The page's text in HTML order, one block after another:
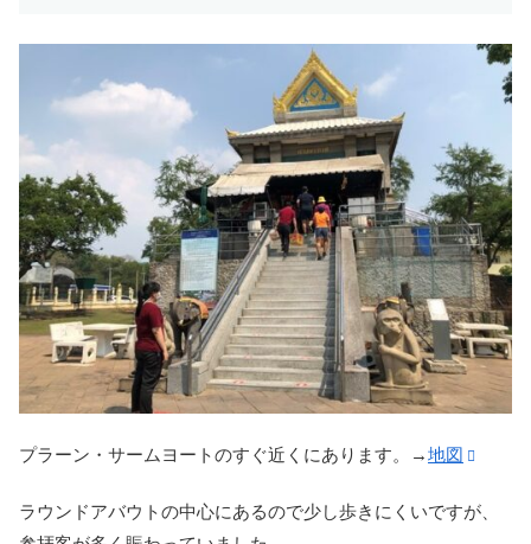
プラーン・サームヨートのすぐ近くにあります。→地図
ラウンドアバウトの中心にあるので少し歩きにくいですが、